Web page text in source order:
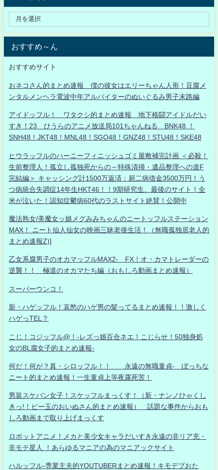
おすすめ～ん
おすすめサイト
おネコさん的まとめ速報 僕の彼女はエリーちゃん人形！豆腐メ
ンタルメンヘラ電波中年アルバイターのぬいぐるみ男子末路編
アイドッフル！ ワタクシ的まとめ速報 地下格闘アイドルだい
すき！23 ひうらのアニメ放送局101ちゃんねる BNK48 ！
SNH48！JKT48！MNL48！SGO48！GNZ48！STU48！SKE48
ヒウラッフルのハーニーフィニッシュゴミ屋敷補完計画 ＜必殺！
生前整理人！孤立し孤独死からの～特殊清掃・遺品整理への道F
完結編＞ キャッシング計1500万返済：厨二病借金3500万円！う
つ病統合失調症14年生HKT46！！9期研究生、最後のサイト！全
米が泣いた！認知症鬱病60代のラストサイト絶賛！公開中
魔法熟女/美魔女ッ娘メグみみちゃんのニートッフルステーション
MAX！ ニート仙人仙女の映画三昧老後生活！（無職孤独居老人的
まとめ速報Z)]
乙女系腐男子のオカマッフルMAX2- FX！オ・カマトレーダーの
逆襲！！ 極道のオカマたち編（おもしろ動画まとめ速報）
スーパーウンコ！
新・ハゲッフル！哀愁のハゲ男の髪ってるまとめ速報！！激しく
ハゲっTEL？
こじ！コジッフル@！-レズっ娘百合ネエ！こじらせ！50独身処
女のBL腐女子的まとめ速報-
何だ！何が？真・シロッフル！！ 永遠の無職童貞- ぼっちな
ニート的まとめ速報！一生童貞上等夜露死苦！
男装スケバン女子！スケッフルまっくす！（新・ナンノひゃくし
きっ!！ビー玉のおいぬさん的まとめ速報） 話題な事件からおも
しろ動画まで取り上げまっくす
ロボットアニメ！メカと美少女キャラだいすき永遠の非リア充・
非モテ星人 ！あらゆるマニアの為のマニアックサイト
ハルッフル-専業主夫的YOUTUBERまとめ速報！キモデブおた